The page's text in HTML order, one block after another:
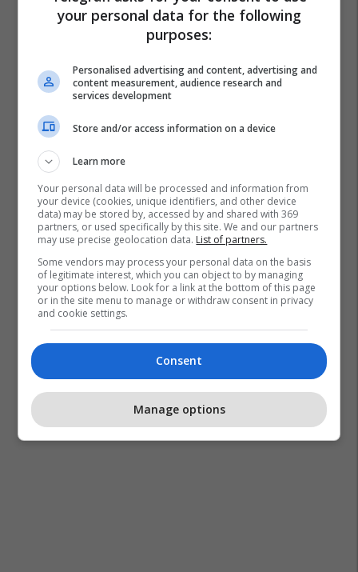
Gramsh Kopshti
your personal data for the following
purposes:
Personalised advertising and content, advertising and
content measurement, audience research and
services development
Store and/or access information on a device
Learn more
Your personal data will be processed and information from
your device (cookies, unique identifiers, and other device
data) may be stored by, accessed by and shared with 369
partners, or used specifically by this site. We and our partners
may use precise geolocation data. List of partners.
Some vendors may process your personal data on the basis
of legitimate interest, which you can object to by managing
your options below. Look for a link at the bottom of this page
or in the site menu to manage or withdraw consent in privacy
and cookie settings.
Consent
Manage options